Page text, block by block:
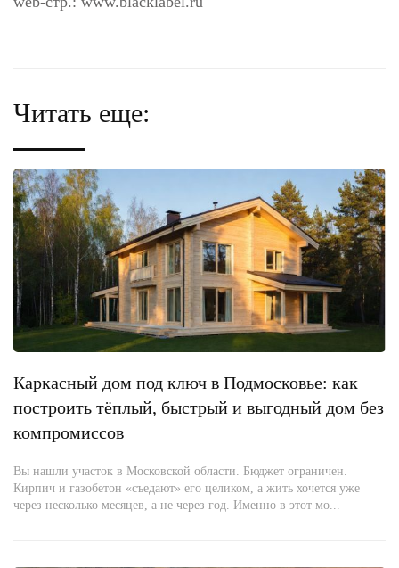
Читать еще:
Каркасный дом под ключ в Подмосковье: как
построить тёплый, быстрый и выгодный дом без
компромиссов
Вы нашли участок в Московской области. Бюджет ограничен.
Кирпич и газобетон «съедают» его целиком, а жить хочется уже
через несколько месяцев, а не через год. Именно в этот мо...